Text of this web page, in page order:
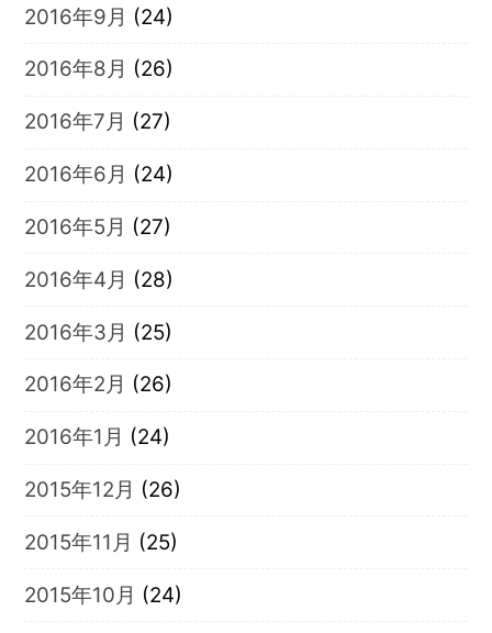
2016年9月 (24)
2016年8月 (26)
2016年7月 (27)
2016年6月 (24)
2016年5月 (27)
2016年4月 (28)
2016年3月 (25)
2016年2月 (26)
2016年1月 (24)
2015年12月 (26)
2015年11月 (25)
2015年10月 (24)